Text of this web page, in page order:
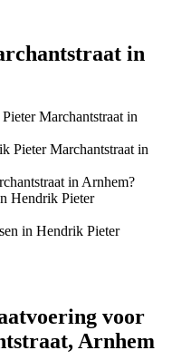
in
Marchantstraat in
Pieter Marchantstraat in
in Arnhem?
Hendrik Pieter
in Hendrik Pieter
voor
Arnhem